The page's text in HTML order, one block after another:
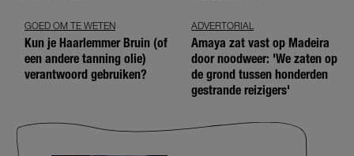
GOED OM TE WETEN
Kun je Haarlemmer Bruin (of
een andere tanning olie)
verantwoord gebruiken?
ADVERTORIAL
Amaya zat vast op Madeira
door noodweer: 'We zaten op
de grond tussen honderden
gestrande reizigers'